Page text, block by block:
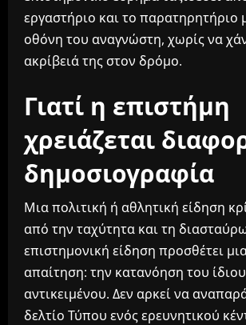
εργαστήριο και το παρατηρητήριο
οθόνη του αναγνώστη, χωρίς να
ακρίβειά της στον δρόμο.
Γιατί η επιστήμη
χρειάζεται
δημοσιογραφία
Μια πολιτική ή αθλητική είδηση
από την ταχύτητα και τη
επιστημονική είδηση προσθέτει
απαίτηση: την κατανόηση του
αντικειμένου. Δεν αρκεί να
δελτίο Τύπου ενός ερευνητικού